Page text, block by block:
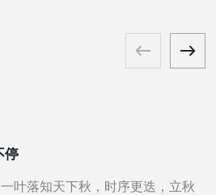
停
一叶落知天下秋，时序更迭，立秋